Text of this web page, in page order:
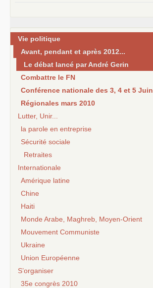
Vie politique
Avant, pendant et après 2012...
Le débat lancé par André Gerin
Combattre le FN
Conférence nationale des 3, 4 et 5 Juin
Régionales mars 2010
Lutter, Unir...
la parole en entreprise
Sécurité sociale
Retraites
Internationale
Amérique latine
Chine
Haiti
Monde Arabe, Maghreb, Moyen-Orient
Mouvement Communiste
Ukraine
Union Européenne
S’organiser
35e congrès 2010